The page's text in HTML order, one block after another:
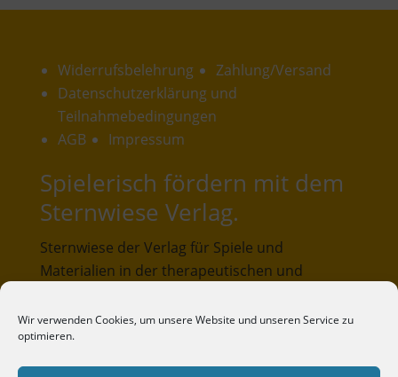
Wir verwenden Cookies, um unsere Website und unseren Service zu
optimieren.
Widerrufsbelehrung
Zahlung/Versand
Datenschutzerklärung und
Teilnahmebedingungen
AGB
Impressum
Spielerisch fördern mit dem
Sternwiese Verlag.
Sternwiese der Verlag für Spiele und
Materialien in der therapeutischen und
umfasst Spiele und Materialien, die in der
pädagogischen und therapeutischen Praxis
entwickelt und erprobt wurden.